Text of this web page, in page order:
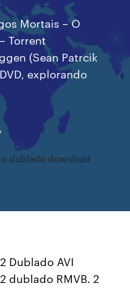
Mortais – O
Torrent
(Sean Patrcik
explorando
dublado download
Dublado AVI
dublado RMVB. 2